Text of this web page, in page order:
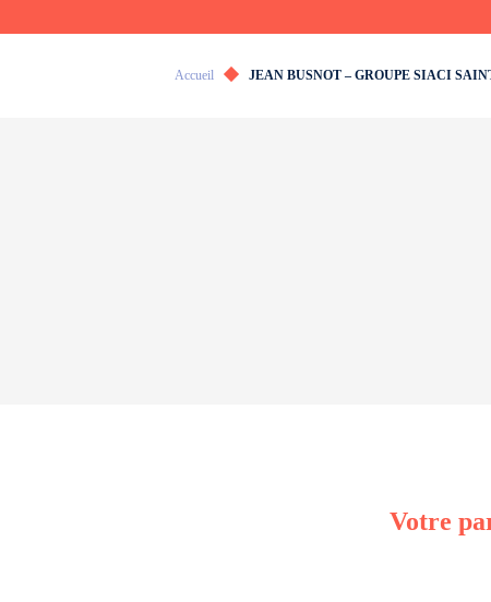
Accueil JEAN BUSNOT – GROUPE SIACI
Votre